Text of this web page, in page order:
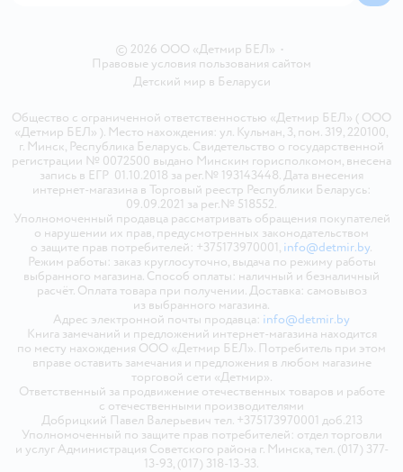
© 2026 ООО «Детмир БЕЛ» •
Правовые условия пользования сайтом
Детский мир в Беларуси
Общество с ограниченной ответственностью «Детмир БЕЛ» ( ООО
«Детмир БЕЛ» ). Место нахождения: ул. Кульман, 3, пом. 319, 220100,
г. Минск, Республика Беларусь. Свидетельство о государственной
регистрации № 0072500 выдано Минским горисполкомом, внесена
запись в ЕГР 01.10.2018 за рег.№ 193143448. Дата внесения
интернет-магазина в Торговый реестр Республики Беларусь:
09.09.2021 за рег.№ 518552.
Уполномоченный продавца рассматривать обращения покупателей
о нарушении их прав, предусмотренных законодательством
о защите прав потребителей: +375173970001, info@detmir.by.
Режим работы: заказ круглосуточно, выдача по режиму работы
выбранного магазина. Способ оплаты: наличный и безналичный
расчёт. Оплата товара при получении. Доставка: самовывоз
из выбранного магазина.
Адрес электронной почты продавца: info@detmir.by
Книга замечаний и предложений интернет-магазина находится
по месту нахождения ООО «Детмир БЕЛ». Потребитель при этом
вправе оставить замечания и предложения в любом магазине
торговой сети «Детмир».
Ответственный за продвижение отечественных товаров и работе
с отечественными производителями
Добрицкий Павел Валерьевич тел. +375173970001 доб.213
Уполномоченный по защите прав потребителей: отдел торговли
и услуг Администрация Советского района г. Минска, тел. (017) 377-
13-93, (017) 318-13-33.